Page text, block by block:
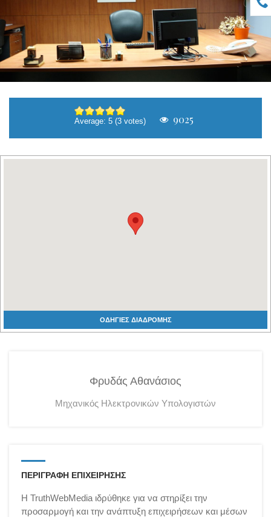
Average: 5 (3 votes) 9025
ΟΔΗΓΙΕΣ ΔΙΑΔΡΟΜΗΣ
Φρυδάς Αθανάσιος
Μηχανικός Ηλεκτρονικών Υπολογιστών
ΠΕΡΙΓΡΑΦΗ ΕΠΙΧΕΙΡΗΣΗΣ
Η TruthWebMedia ιδρύθηκε για να στηρίξει την
προσαρμογή και την ανάπτυξη επιχειρήσεων και μέσων